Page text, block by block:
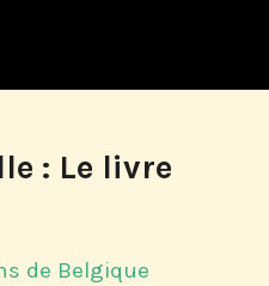
: Le livre
de Belgique